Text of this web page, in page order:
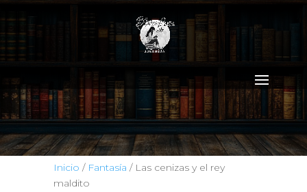
Inicio / Fantasía / Las cenizas y el rey
maldito